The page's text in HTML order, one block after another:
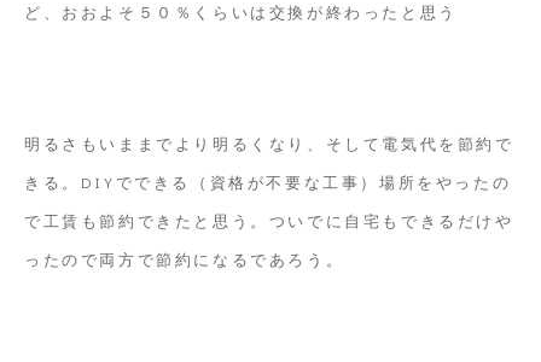
い
ど、おおよそ５０％くらいは交換が終わったと思う
明るさもいままでより明るくなり、そして電気代を節約で
きる。DIYでできる（資格が不要な工事）場所をやったの
で工賃も節約できたと思う。ついでに自宅もできるだけや
ったので両方で節約になるであろう。